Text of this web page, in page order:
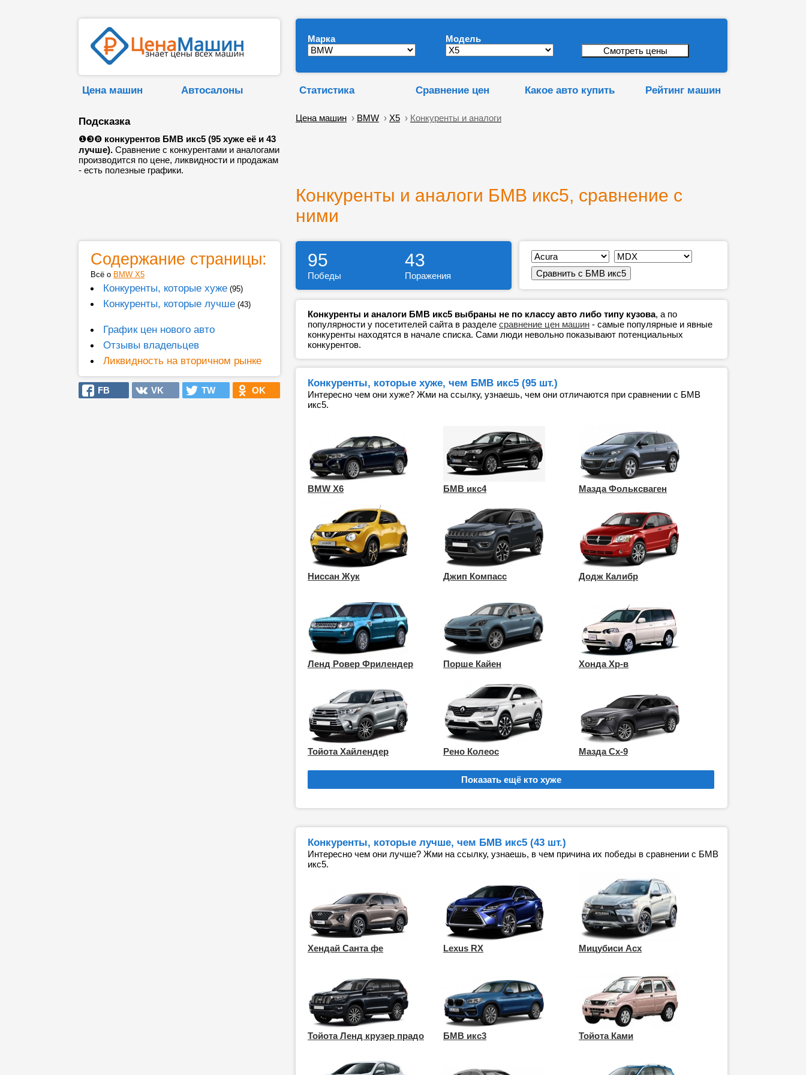
Марка Модель
Цена машин Автосалоны Статистика Сравнение цен Какое авто купить Рейтинг машин
Подсказка
❶❸❽ конкурентов БМВ икс5 (95 хуже её и 43
лучше). Сравнение с конкурентами и аналогами
производится по цене, ликвидности и продажам
- есть полезные графики.
Цена машин › BMW › X5 › Конкуренты и аналоги
Конкуренты и аналоги БМВ икс5, сравнение с
ними
Содержание страницы:
Всё о BMW X5
Конкуренты, которые хуже (95)
Конкуренты, которые лучше (43)
График цен нового авто
Отзывы владельцев
Ликвидность на вторичном рынке
FB VK TW OK
95 43
Победы Поражения
Конкуренты и аналоги БМВ икс5 выбраны не по классу авто либо типу кузова, а по
популярности у посетителей сайта в разделе сравнение цен машин - самые популярные и явные
конкуренты находятся в начале списка. Сами люди невольно показывают потенциальных
конкурентов.
Конкуренты, которые хуже, чем БМВ икс5 (95 шт.)
Интересно чем они хуже? Жми на ссылку, узнаешь, чем они отличаются при сравнении с БМВ
икс5.
BMW X6 БМВ икс4 Мазда Фольксваген
Ниссан Жук Джип Компасс Додж Калибр
Ленд Ровер Фрилендер Порше Кайен Хонда Хр-в
Тойота Хайлендер Рено Колеос Мазда Сх-9
Конкуренты, которые лучше, чем БМВ икс5 (43 шт.)
Интересно чем они лучше? Жми на ссылку, узнаешь, в чем причина их победы в сравнении с БМВ
икс5.
Хендай Санта фе Lexus RX Мицубиси Асх
Тойота Ленд крузер прадо БМВ икс3 Тойота Ками